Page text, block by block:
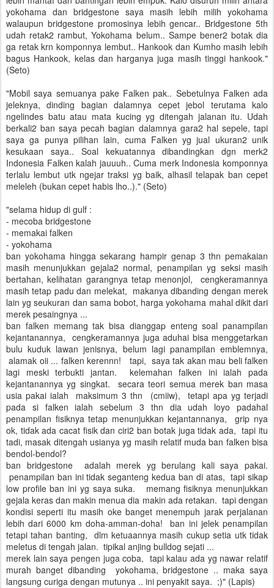
yokohama dan bridgestone saya masih lebih milih yokohama
walaupun bridgestone promosinya lebih gencar.. Bridgestone 5th
udah retak2 rambut, Yokohama belum.. Sampe bener2 botak dia
ga retak krn komponnya lembut.. Hankook dan Kumho masih lebih
bagus Hankook, kelas dan harganya juga masih tinggi hankook."
(Seto)
"Mobil saya semuanya pake Falken pak.. Sebetulnya Falken ada
jeleknya, dinding bagian dalamnya cepet jebol terutama kalo
ngelindes batu atau mata kucing yg ditengah jalanan itu. Udah
berkali2 ban saya pecah bagian dalamnya gara2 hal sepele, tapi
saya ga punya pilihan lain, cuma Falken yg jual ukuran2 unik
kesukaan saya.. Soal kekuatannya dibandingkan dgn merk2
Indonesia Falken kalah jauuuh.. Cuma merk Indonesia komponnya
terlalu lembut utk ngejar traksi yg baik, alhasil telapak ban cepet
meleleh (bukan cepet habis lho..)." (Seto)
"selama hidup di gulf :
- mecoba bridgestone
- memakai falken
- yokohama
ban yokohama hingga sekarang hampir genap 3 thn pemakaian
masih menunjukkan gejala2 normal, penampilan yg seksi masih
bertahan, kelihatan garangnya tetap menonjol, cengkeramannya
masih tetap padu dan melekat, makanya dibanding dengan merek
lain yg seukuran dan sama bobot, harga yokohama mahal dikit dari
merek pesaingnya ...
ban falken memang tak bisa dianggap enteng soal panampilan
kejantanannya, cengkeramannya juga aduhai bisa menggetarkan
bulu kuduk lawan jenisnya, belum lagi panampilan emblemnya,
alamak oii ... falken kerennn! tapi, saya tak akan mau beli falken
lagi meski terbukti jantan. kelemahan falken ini ialah pada
kejantanannya yg singkat. secara teori semua merek ban masa
usia pakai ialah maksimum 3 thn (cmiiw), tetapi apa yg terjadi
pada si falken ialah sebelum 3 thn dia udah loyo padahal
penampilan fisiknya tetap menunjukkan kejantannanya, grip nya
ok, tidak ada cacat fisik dan ciri2 ban botak juga tidak ada, tapi itu
tadi, masak ditengah usianya yg masih relatif muda ban falken bisa
bendol-bendol?
ban bridgestone adalah merek yg berulang kali saya pakai.
penampilan ban ini tidak seganteng kedua ban di atas, tapi sikap
low profile ban ini yg saya suka. memang fisiknya menunjukkan
gejala keras dan makin menua dia makin ada retakan. tapi dengan
kondisi seperti itu masih oke banget menempuh jarak perjalanan
lebih dari 6000 km doha-amman-doha! ban ini jelek penampilan
tetapi tahan banting, dlm ketuaannya masih cukup setia utk tidak
meletus di tengah jalan. tipikal anjing bulldog sejati ...
merek lain saya pengen juga coba, tapi kalau ada yg nawar relatif
murah banget dibanding yokohama, bridgestone .. maka saya
langsung curiga dengan mutunya .. ini penyakit saya. ;)" (Lapis)